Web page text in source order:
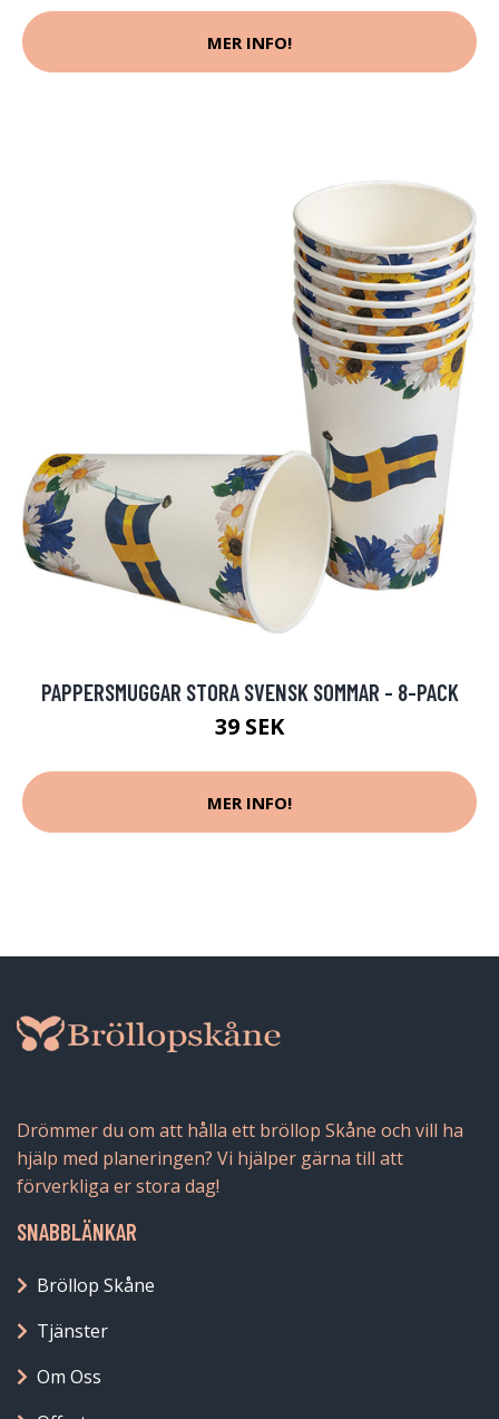
MER INFO!
PAPPERSMUGGAR STORA SVENSK SOMMAR - 8-PACK
39 SEK
MER INFO!
Drömmer du om att hålla ett bröllop Skåne och vill ha
hjälp med planeringen? Vi hjälper gärna till att
förverkliga er stora dag!
SNABBLÄNKAR
Bröllop Skåne
Tjänster
Om Oss